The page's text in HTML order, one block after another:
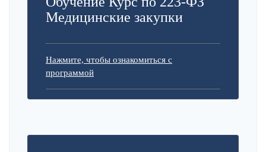
Медицинские закупки
Нажмите, чтобы ознакомиться с
программой